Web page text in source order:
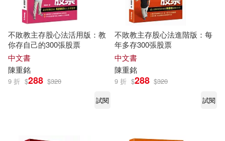
不敗教主存股心法活用版：教
你存自己的300張股票
中文書
陳重銘
9 折 $288 $320
試閱
不敗教主存股心法進階版：每
年多存300張股票
中文書
陳重銘
9 折 $288 $320
試閱